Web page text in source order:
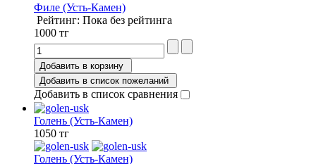
Филе (Усть-Камен)
Рейтинг: Пока без рейтинга
1000 тг
Добавить в корзину
Добавить в список пожеланий
Добавить в список сравнения
Голень (Усть-Камен)
1050 тг
Голень (Усть-Камен)